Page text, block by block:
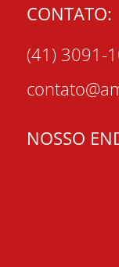
CONTATO:
(41) 3091-
NOSSO